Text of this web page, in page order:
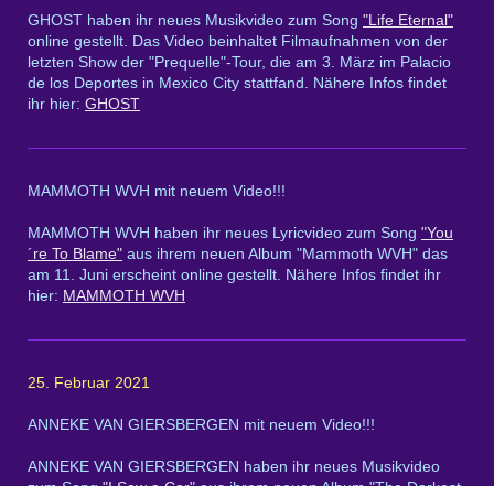
GHOST haben ihr neues Musikvideo zum Song "Life Eternal"
online gestellt. Das Video beinhaltet Filmaufnahmen von der
letzten Show der "Prequelle"-Tour, die am 3. März im Palacio
de los Deportes in Mexico City stattfand. Nähere Infos findet
ihr hier: GHOST
MAMMOTH WVH mit neuem Video!!!
MAMMOTH WVH haben ihr neues Lyricvideo zum Song "You
´re To Blame" aus ihrem neuen Album "Mammoth WVH" das
am 11. Juni erscheint online gestellt. Nähere Infos findet ihr
hier: MAMMOTH WVH
25. Februar 2021
ANNEKE VAN GIERSBERGEN mit neuem Video!!!
ANNEKE VAN GIERSBERGEN haben ihr neues Musikvideo